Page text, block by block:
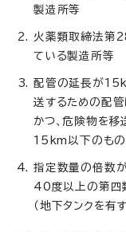
製造所等
火薬類取締法第
ている製造所等
配管の延長が
送するための配
かつ、危険物を
15km以下のもの
指定数量の倍数
40度以上の第四
（地下タンクを有